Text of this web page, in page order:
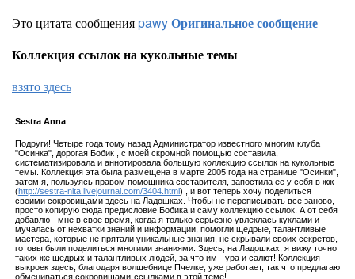
Это цитата сообщенияpawyОригинальное сообщение
Коллекция ссылок на кукольные темы
взято здесь
Sestra Annа
Подруги! Четыре года тому назад Администратор известного многим клуба
"Осинка", дорогая Бобик , с моей скромной помощью составила,
систематизировала и аннотировала большую коллекцию ссылок на кукольные
темы. Коллекция эта была размещена в марте 2005 года на странице "Осинки",
затем я, пользуясь правом помощника составителя, запостила ее у себя в жж
(http://sestra-nita.livejournal.com/3404.html) , и вот теперь хочу поделиться
своими сокровищами здесь на Ладошках. Чтобы не переписывать все заново,
просто копирую сюда предисловие Бобика и саму коллекцию ссылок. А от себя
добавлю - мне в свое время, когда я только серьезно увлеклась куклами и
мучалась от нехватки знаний и информации, помогли щедрые, талантливые
мастера, которые не прятали уникальные знания, не скрывали своих секретов,
готовы были поделиться многими знаниями. Здесь, на Ладошках, я вижу точно
таких же щедрых и талантливых людей, за что им - ура и салют! Коллекция
выкроек здесь, благодаря волшебнице Пчелке, уже работает, так что предлагаю
обмениваться сокровищами-ссылками в этой теме!